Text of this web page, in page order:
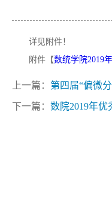
详见附件！
附件【数统学院2019
上一篇： 第四届“偏微
下一篇： 数院2019年